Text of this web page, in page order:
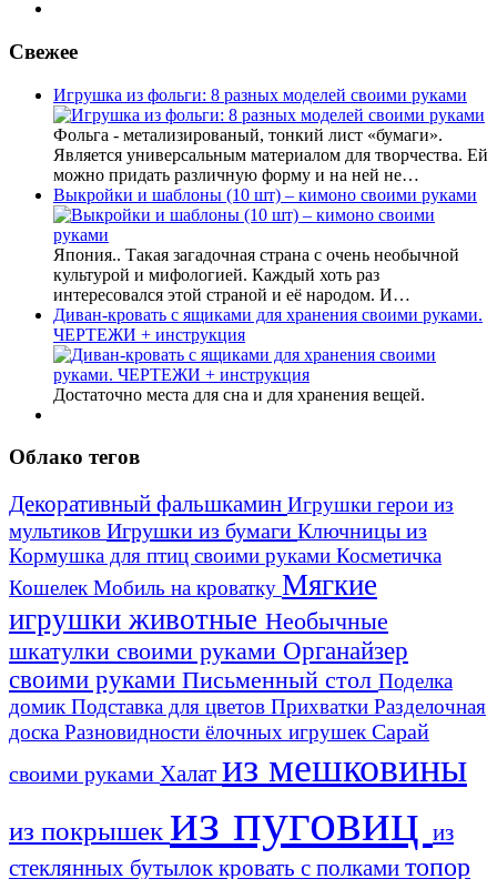
Свежее
Игрушка из фольги: 8 разных моделей своими руками
Фольга - метализированый, тонкий лист «бумаги».
Является универсальным материалом для творчества. Ей
можно придать различную форму и на ней не…
Выкройки и шаблоны (10 шт) – кимоно своими руками
Япония.. Такая загадочная страна с очень необычной
культурой и мифологией. Каждый хоть раз
интересовался этой страной и её народом. И…
Диван-кровать с ящиками для хранения своими руками.
ЧЕРТЕЖИ + инструкция
Достаточно места для сна и для хранения вещей.
Облако тегов
Декоративный фальшкамин Игрушки герои из
мультиков Игрушки из бумаги Ключницы из
Кормушка для птиц своими руками Косметичка
Кошелек Мобиль на кроватку Мягкие
игрушки животные Необычные
шкатулки своими руками Органайзер
своими руками Письменный стол Поделка
домик Подставка для цветов Прихватки Разделочная
доска Разновидности ёлочных игрушек Сарай
своими руками Халат из мешковины
из покрышек из пуговиц из
стеклянных бутылоккровать с полками топор